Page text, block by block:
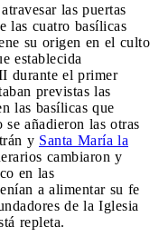
las puertas
las cuatro basílicas
su origen en el culto
establecida
durante el primer
previstas las
las basílicas que
añadieron las otras
y Santa María la
cambiaron y
en las
a alimentar su fe
de la Iglesia
repleta.